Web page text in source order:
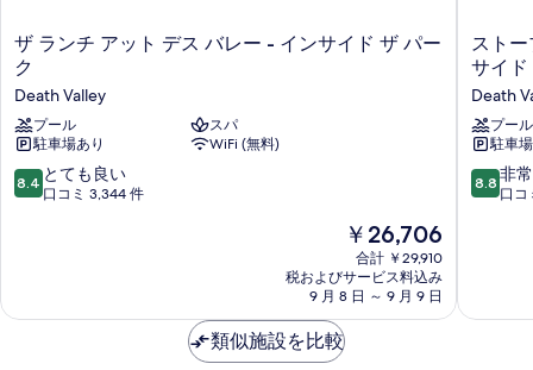
す
る
写
真
を
表
示
す
ザ
ラ
ン
チ
ア
ッ
ト
デ
イ
ザ ランチ アット デス バレー - インサイド ザ パー
ク
Death Valley
プール
スパ
駐車場あり
WiFi (無料)
10
段
も
8.4 とても良い
口コミ 3,344 件
現
在
の
料
金
は
￥26,706
￥26,706
合計 ￥29,910
税およびサービス料込み
9 月 8 日 ～ 9 月 9 日
ス
ト
ー
ブ
パ
イ
プ
ウ
ッ
スト
サイド
Death
プール
駐車
10
段
に
8.8 非
口コ
類似施設を比較